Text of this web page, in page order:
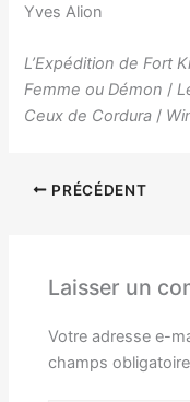
Yves Alion
L’Expédition de Fort
Femme ou Démon /
Ceux de Cordura /
PRÉCÉDENT
Laisser un
Votre adresse e-
champs